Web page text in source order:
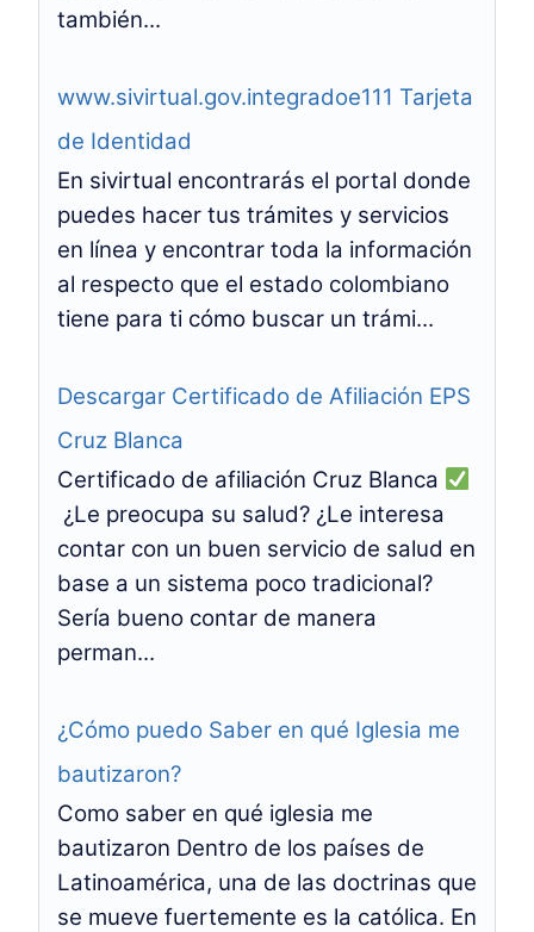
también...
www.sivirtual.gov.integradoe111 Tarjeta
de Identidad
En sivirtual encontrarás el portal donde
puedes hacer tus trámites y servicios
en línea y encontrar toda la información
al respecto que el estado colombiano
tiene para ti cómo buscar un trámi...
Descargar Certificado de Afiliación EPS
Cruz Blanca
Certificado de afiliación Cruz Blanca
¿Le preocupa su salud? ¿Le interesa
contar con un buen servicio de salud en
base a un sistema poco tradicional?
Sería bueno contar de manera
perman...
¿Cómo puedo Saber en qué Iglesia me
bautizaron?
Como saber en qué iglesia me
bautizaron Dentro de los países de
Latinoamérica, una de las doctrinas que
se mueve fuertemente es la católica. En